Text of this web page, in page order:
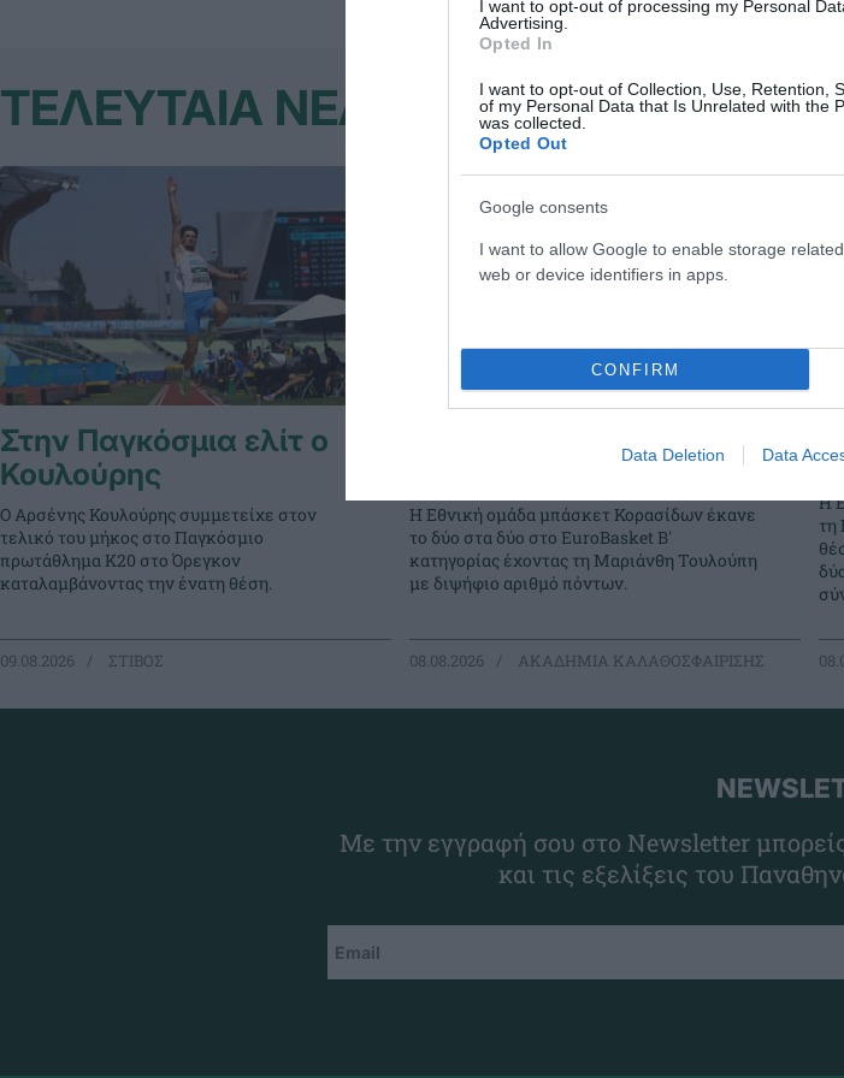
I want to opt-out of processing my Personal
Advertising.
Opted In
I want to opt-out of Collection, Use, Retention,
of my Personal Data that Is Unrelated with the
was collected.
Opted Out
Google consents
I want to allow Google to enable storage
web or device identifiers in apps.
CONFIRM
Data Deletion Data
ΤΕΛΕΥΤΑΙΑ ΝΕΑ
Στην Παγκόσμια ελίτ ο
Κουλούρης
Ο Αρσένης Κουλούρης συμμετείχε στον
τελικό του μήκος στο Παγκόσμιο
πρωτάθλημα Κ20 στο Όρεγκον
καταλαμβάνοντας την ένατη θέση.
09.08.2026 ΣΤΙΒΟΣ
Δύο στα δύο με «πράσινη»
Η Εθνική ομάδα μπάσκετ Κορασίδων έκανε
το δύο στα δύο στο EuroBasket Β'
κατηγορίας έχοντας τη Μαριάνθη Τουλούπη
με διψήφιο αριθμό πόντων.
08.08.2026 ΑΚΑΔΗΜΙΑ ΚΑΛΑΘΟΣΦΑΙΡΙΣΗΣ
Η
τη
Με την εγγραφή σου στο Newsletter
και τις εξελίξεις του